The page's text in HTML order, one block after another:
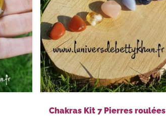
Chakras Kit 7 Pierres roulées